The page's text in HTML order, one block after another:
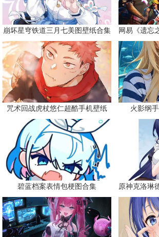
崩坏星穹铁道三月七美图壁纸合集
咒术回战虎杖悠仁超酷手机壁纸 火影纲
碧蓝档案表情包梗图合集